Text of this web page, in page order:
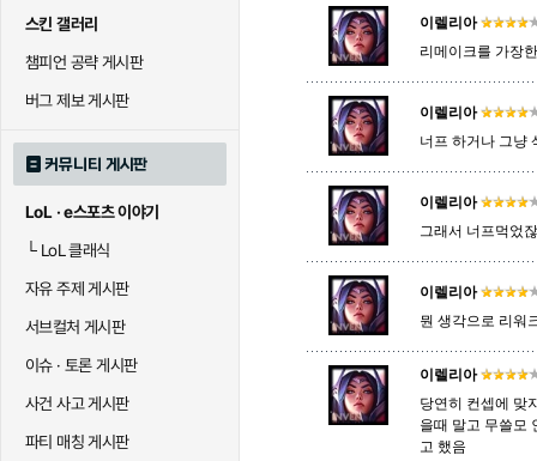
스킨 갤러리
챔피언 공략 게시판
버그 제보 게시판
커뮤니티 게시판
LoL · e스포츠 이야기
└LoL 클래식
자유 주제 게시판
서브컬처 게시판
이슈 · 토론 게시판
사건 사고 게시판
파티 매칭 게시판
바이 베이가 베인
블라디미르 블리츠크랭크 비에
아크샨
이렐리아
리메이크를 가장
이렐리아
너프 하거나 그냥
이렐리아
그래서 너프먹었
이렐리아
뭔 생각으로 리워
이렐리아
당연히 컨셉에 맞
을때 말고 무쓸모
고 했음